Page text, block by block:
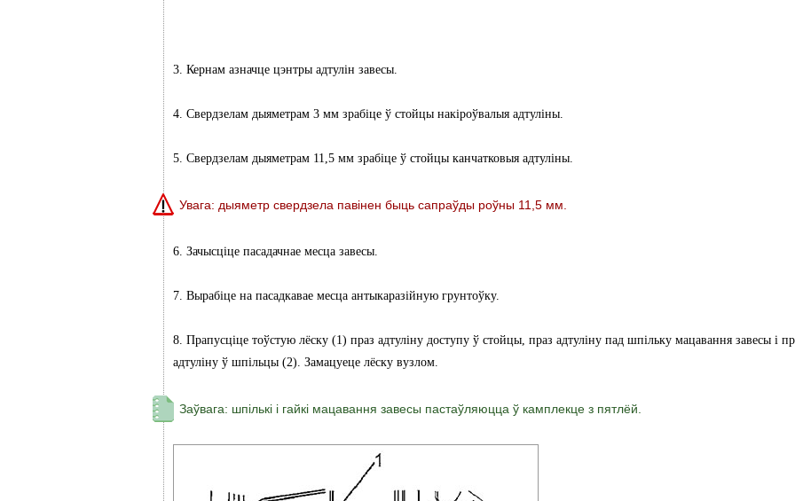
3. Кернам азначце цэнтры адтулін завесы.
4. Свердзелам дыяметрам 3 мм зрабіце ў стойцы накіроўвалыя адтуліны.
5. Свердзелам дыяметрам 11,5 мм зрабіце ў стойцы канчатковыя адтуліны.
Увага: дыяметр свердзела павінен быць сапраўды роўны 11,5 мм.
6. Зачысціце пасадачнае месца завесы.
7. Вырабіце на пасадкавае месца антыкаразійную грунтоўку.
8. Прапусціце тоўстую лёску (1) праз адтуліну доступу ў стойцы, праз адтуліну пад шпільку мацавання завесы і
адтуліну ў шпільцы (2). Замацуеце лёску вузлом.
Заўвага: шпількі і гайкі мацавання завесы пастаўляюцца ў камплекце з пятлёй.